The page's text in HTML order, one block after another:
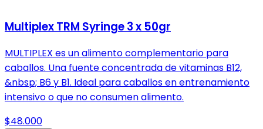
Multiplex TRM Syringe 3 x 50gr
MULTIPLEX es un alimento complementario para
caballos. Una fuente concentrada de vitaminas B12,
&nbsp; B6 y B1. Ideal para caballos en entrenamiento
intensivo o que no consumen alimento.
$48.000